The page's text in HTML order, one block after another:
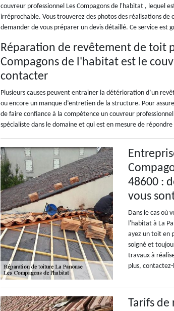
couvreur professionnel Les Compagons de l'habitat , lequel
irréprochable. Vous trouverez des photos des réalisations
demander de vous préparer un devis détaillé. Ce service est
Réparation de revêtement de toit
Compagons de l'habitat est le
contacter
Plusieurs causes peuvent entrainer la détérioration d’un
ou encore un manque d’entretien de la structure. Pour
de faire confiance à la compétence un couvreur
spécialiste dans le domaine et qui est en mesure de
48600 :
vous
Dans le cas où
l'habitat à La
ayez un toit en
soigné et
travaux à
plus, contactez-
Tarifs de